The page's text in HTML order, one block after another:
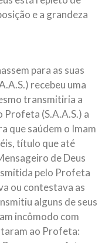
e a grandeza
para as suas
recebeu uma
transmitiria a
Profeta (S.A.A.S.) a
que saúdem o Imam
título que até
de Deus
pelo Profeta
ou contestava as
alguns de seus
incômodo com
ao Profeta: